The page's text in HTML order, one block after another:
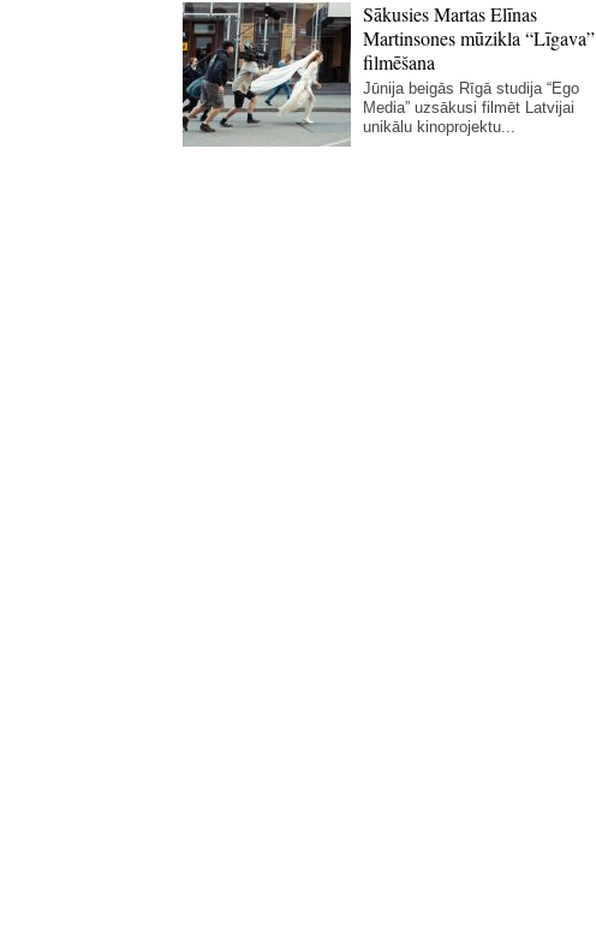
Sākusies Martas Elīnas
Martinsones mūzikla “Līgava”
filmēšana
Jūnija beigās Rīgā studija “Ego
Media” uzsākusi filmēt Latvijai
unikālu kinoprojektu...